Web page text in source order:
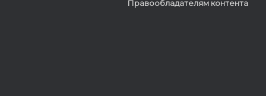
Правообладателям контента